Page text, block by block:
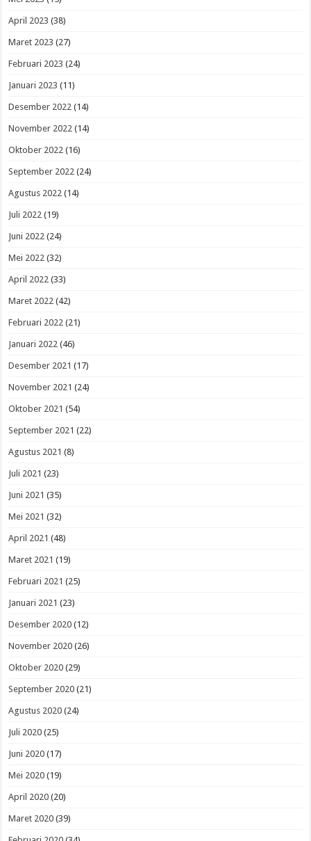
April 2023 (38)
Maret 2023 (27)
Februari 2023 (24)
Januari 2023 (11)
Desember 2022 (14)
November 2022 (14)
Oktober 2022 (16)
September 2022 (24)
Agustus 2022 (14)
Juli 2022 (19)
Juni 2022 (24)
Mei 2022 (32)
April 2022 (33)
Maret 2022 (42)
Februari 2022 (21)
Januari 2022 (46)
Desember 2021 (17)
November 2021 (24)
Oktober 2021 (54)
September 2021 (22)
Agustus 2021 (8)
Juli 2021 (23)
Juni 2021 (35)
Mei 2021 (32)
April 2021 (48)
Maret 2021 (19)
Februari 2021 (25)
Januari 2021 (23)
Desember 2020 (12)
November 2020 (26)
Oktober 2020 (29)
September 2020 (21)
Agustus 2020 (24)
Juli 2020 (25)
Juni 2020 (17)
Mei 2020 (19)
April 2020 (20)
Maret 2020 (39)